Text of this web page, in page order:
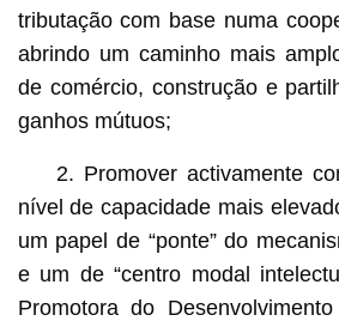
tributação com base numa
abrindo um caminho mais
de comércio, construção e
ganhos mútuos;
2. Promover activamente
nível de capacidade mais
um papel de “ponte” do
e um de “centro modal
Promotora do